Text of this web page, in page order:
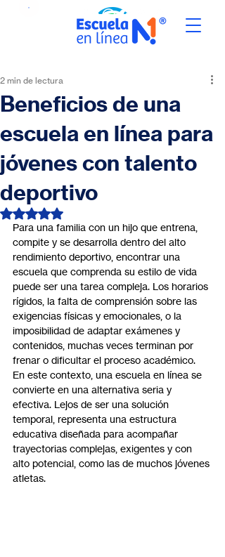
Beneficios de una
escuela en línea para
jóvenes con talento
deportivo
2 min de lectura
Obtuvo NaN de 5 estrellas.
Para una familia con un hijo que entrena,
compite y se desarrolla dentro del alto
rendimiento deportivo, encontrar una
escuela que comprenda su estilo de vida
puede ser una tarea compleja. Los horarios
rígidos, la falta de comprensión sobre las
exigencias físicas y emocionales, o la
imposibilidad de adaptar exámenes y
contenidos, muchas veces terminan por
frenar o dificultar el proceso académico.
En este contexto, una escuela en línea se
convierte en una alternativa seria y
efectiva. Lejos de ser una solución
temporal, representa una estructura
educativa diseñada para acompañar
trayectorias complejas, exigentes y con
alto potencial, como las de muchos jóvenes
atletas.